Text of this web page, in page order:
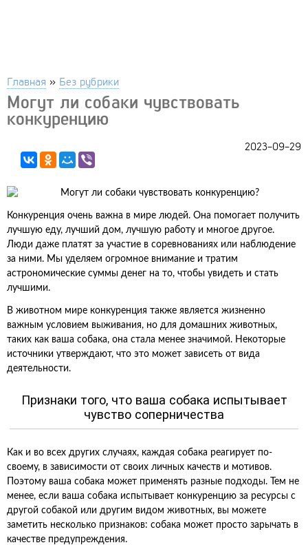
Главная » Без рубрики
Могут ли собаки чувствовать
конкуренцию
2023-09-29
Конкуренция очень важна в мире людей. Она помогает получить
лучшую еду, лучший дом, лучшую работу и многое другое.
Люди даже платят за участие в соревнованиях или наблюдение
за ними. Мы уделяем огромное внимание и тратим
астрономические суммы денег на то, чтобы увидеть и стать
лучшими.
В животном мире конкуренция также является жизненно
важным условием выживания, но для домашних животных,
таких как ваша собака, она стала менее значимой. Некоторые
источники утверждают, что это может зависеть от вида
деятельности.
Признаки того, что ваша собака испытывает
чувство соперничества
Как и во всех других случаях, каждая собака реагирует по-
своему, в зависимости от своих личных качеств и мотивов.
Поэтому ваша собака может применять разные подходы. Тем не
менее, если ваша собака испытывает конкуренцию за ресурсы с
другой собакой или другим видом животных, вы можете
заметить несколько признаков: собака может просто зарычать в
качестве предупреждения.